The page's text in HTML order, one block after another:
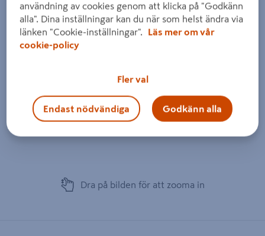
Dra på bilden för att zooma in
användning av cookies genom att klicka på "Godkänn
alla". Dina inställningar kan du när som helst ändra via
länken "Cookie-inställningar".
Läs mer om vår
cookie-policy
Fler val
Endast nödvändiga Godkänn alla